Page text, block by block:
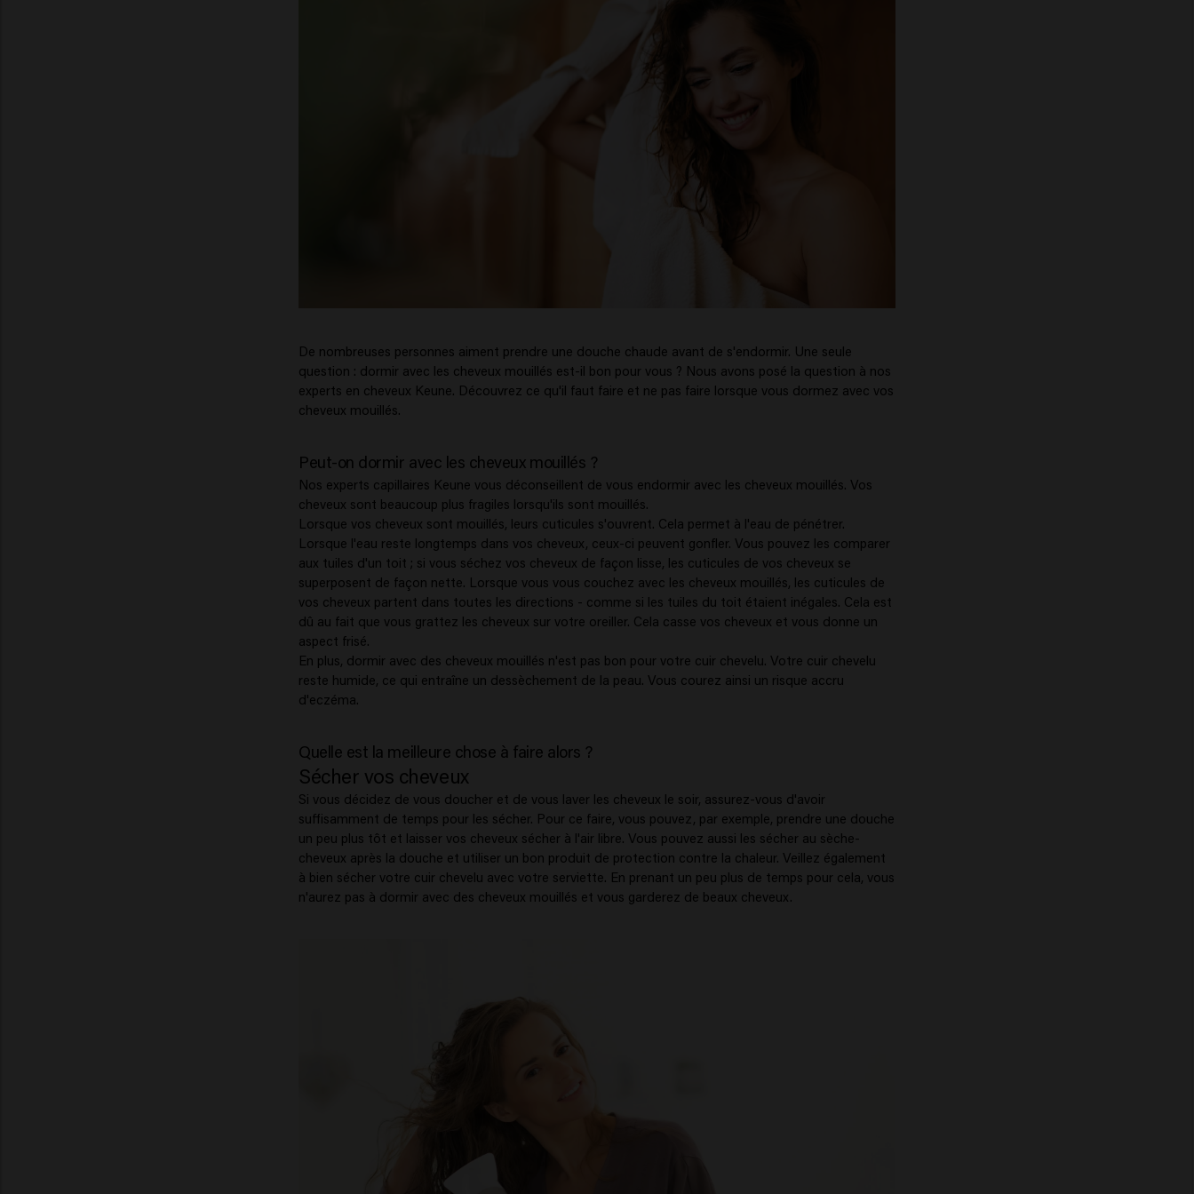
De nombreuses personnes aiment prendre une douche chaude avant de s'endormir. Une seule
question : dormir avec les cheveux mouillés est-il bon pour vous ? Nous avons posé la question à nos
experts en cheveux Keune. Découvrez ce qu'il faut faire et ne pas faire lorsque vous dormez avec vos
cheveux mouillés.
Peut-on dormir avec les cheveux mouillés ?
Nos experts capillaires Keune vous déconseillent de vous endormir avec les cheveux mouillés. Vos
cheveux sont beaucoup plus fragiles lorsqu'ils sont mouillés.
Lorsque vos cheveux sont mouillés, leurs cuticules s'ouvrent. Cela permet à l'eau de pénétrer.
Lorsque l'eau reste longtemps dans vos cheveux, ceux-ci peuvent gonfler. Vous pouvez les comparer
aux tuiles d'un toit ; si vous séchez vos cheveux de façon lisse, les cuticules de vos cheveux se
superposent de façon nette. Lorsque vous vous couchez avec les cheveux mouillés, les cuticules de
vos cheveux partent dans toutes les directions - comme si les tuiles du toit étaient inégales. Cela est
dû au fait que vous grattez les cheveux sur votre oreiller. Cela casse vos cheveux et vous donne un
aspect frisé.
En plus, dormir avec des cheveux mouillés n'est pas bon pour votre cuir chevelu. Votre cuir chevelu
reste humide, ce qui entraîne un dessèchement de la peau. Vous courez ainsi un risque accru
Quelle est la meilleure chose à faire alors ?
Sécher vos cheveux
Si vous décidez de vous doucher et de vous laver les cheveux le soir, assurez-vous d'avoir
suffisamment de temps pour les sécher. Pour ce faire, vous pouvez, par exemple, prendre une douche
un peu plus tôt et laisser vos cheveux sécher à l'air libre. Vous pouvez aussi les sécher au sèche-
cheveux après la douche et utiliser un bon produit de protection contre la chaleur. Veillez également
à bien sécher votre cuir chevelu avec votre serviette. En prenant un peu plus de temps pour cela, vous
n'aurez pas à dormir avec des cheveux mouillés et vous garderez de beaux cheveux.